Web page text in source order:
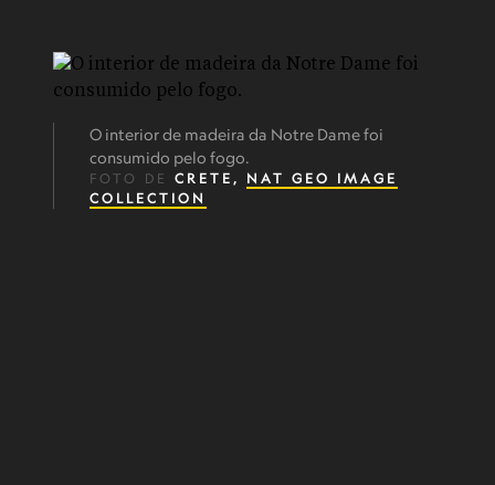
O interior de madeira da Notre Dame foi
consumido pelo fogo.
FOTO DE CRETE, NAT GEO IMAGE
COLLECTION